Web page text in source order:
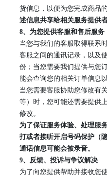
货信息，以便为您完成商品
述信息共享给相关服务提供者
8、 为您提供客服和售后服务
当您与我们的客服取得联系
客服之间的通讯记录，以及
份；当您需要我们提供与您
能会查询您的相关订单信息
当您需要客服协助您修改有
等）时，您可能还需要提供
修改。
为了保证服务体验、处理服
打或者接听开启号码保护（
通话信息可能会被录音。
9、 反馈、投诉与争议解决
为了向您提供帮助并接收您